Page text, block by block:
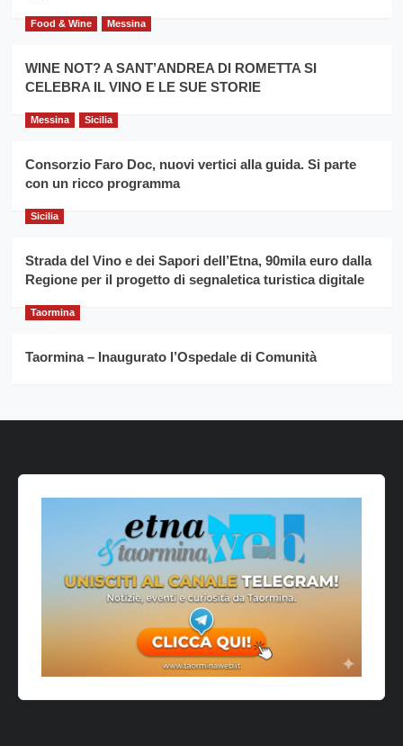
duro
siciliano
consecutivo
Caruso
Food & Wine Messina
WINE NOT? A SANT’ANDREA DI ROMETTA SI
CELEBRA IL VINO E LE SUE STORIE
Messina Sicilia
Consorzio Faro Doc, nuovi vertici alla guida. Si parte
con un ricco programma
Sicilia
Strada del Vino e dei Sapori dell’Etna, 90mila euro dalla
Regione per il progetto di segnaletica turistica digitale
Taormina
Taormina – Inaugurato l’Ospedale di Comunità